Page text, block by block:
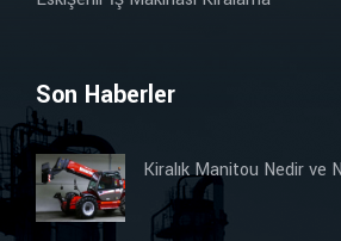
Son Haberler
Kiralık Manitou Nedir ve